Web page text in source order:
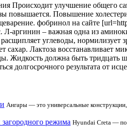
Происходит улучшение общего
повышается. Повышение
фобринол на сайте
аргинин – важная одна из
углеводы, нормилизует
Лактоза восстанавливает
Жидкость должна быть тридцать
долгосрочного результата от
Ангары — это универсальные
режима Hyundai Creta —